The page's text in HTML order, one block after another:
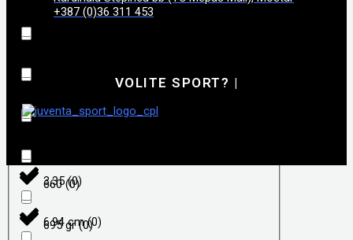
4,0(0)
660(0)
695 gr(0)
217(0)
3,35(0)
6.94 cm(0)
+387 (0)36 311 453
VOLITE SPORT? |